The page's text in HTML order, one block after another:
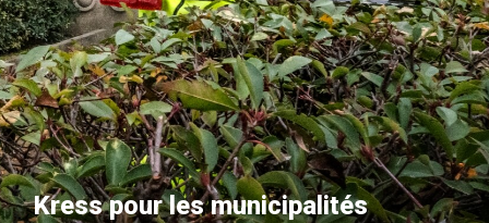
Kress pour les municipalités